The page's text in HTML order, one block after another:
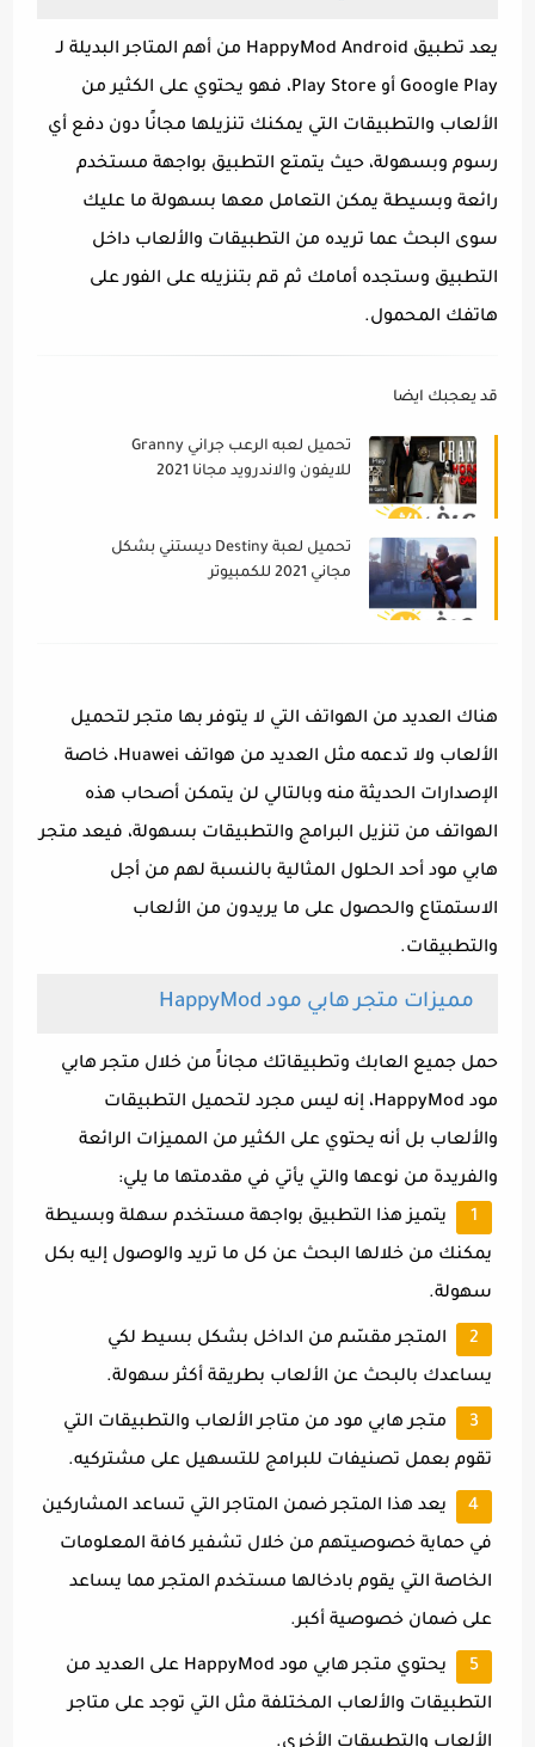
يعد تطبيق HappyMod Android من أهم المتاجر البديلة لـ
Google Play أو Play Store، فهو يحتوي على الكثير من
الألعاب والتطبيقات التي يمكنك تنزيلها مجانًا دون دفع أي
رسوم وبسهولة، حيث يتمتع التطبيق بواجهة مستخدم
رائعة وبسيطة يمكن التعامل معها بسهولة ما عليك
سوى البحث عما تريده من التطبيقات والألعاب داخل
التطبيق وستجده أمامك ثم قم بتنزيله على الفور على
هاتفك المحمول.
قد يعجبك ايضا
تحميل لعبه الرعب جراني Granny
للايفون والاندرويد مجانا 2021
تحميل لعبة Destiny ديستني بشكل
مجاني 2021 للكمبيوتر
هناك العديد من الهواتف التي لا يتوفر بها متجر لتحميل
الألعاب ولا تدعمه مثل العديد من هواتف Huawei، خاصة
الإصدارات الحديثة منه وبالتالي لن يتمكن أصحاب هذه
الهواتف من تنزيل البرامج والتطبيقات بسهولة، فيعد متجر
هابي مود أحد الحلول المثالية بالنسبة لهم من أجل
الاستمتاع والحصول على ما يريدون من الألعاب
والتطبيقات.
مميزات متجر هابي مود HappyMod
حمل جميع العابك وتطبيقاتك مجاناً من خلال متجر هابي
مود HappyMod، إنه ليس مجرد لتحميل التطبيقات
والألعاب بل أنه يحتوي على الكثير من المميزات الرائعة
والفريدة من نوعها والتي يأتي في مقدمتها ما يلي:
يتميز هذا التطبيق بواجهة مستخدم سهلة وبسيطة
يمكنك من خلالها البحث عن كل ما تريد والوصول إليه بكل
سهولة.
المتجر مقسّم من الداخل بشكل بسيط لكي
يساعدك بالبحث عن الألعاب بطريقة أكثر سهولة.
متجر هابي مود من متاجر الألعاب والتطبيقات التي
تقوم بعمل تصنيفات للبرامج للتسهيل على مشتركيه.
يعد هذا المتجر ضمن المتاجر التي تساعد المشاركين
في حماية خصوصيتهم من خلال تشفير كافة المعلومات
الخاصة التي يقوم بادخالها مستخدم المتجر مما يساعد
على ضمان خصوصية أكبر.
يحتوي متجر هابي مود HappyMod على العديد من
التطبيقات والألعاب المختلفة مثل التي توجد على متاجر